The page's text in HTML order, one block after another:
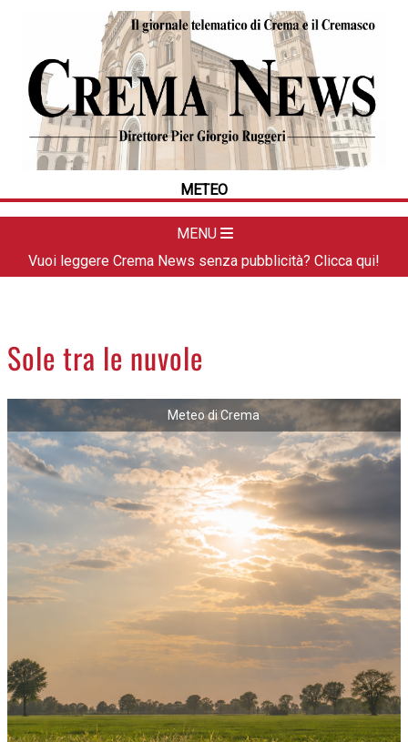
METEO
MENU
HOME
CRONACA
POLITICA
LA FOTO
DAL TERRITORIO
APPUNTAMENTI
LA PIAZZA
ANIMALI
NECROLOGI
ACCEDI
Vuoi leggere Crema News senza pubblicità? Clicca qui!
Sole tra le nuvole
Meteo di Crema